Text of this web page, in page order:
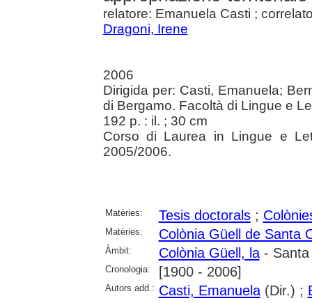
relatore: Emanuela Casti ;
Dragoni, Irene
2006
Dirigida per: Casti, Emanuela;
di Bergamo. Facoltà di Lingue e
192 p. : il. ; 30 cm
Corso di Laurea in Lingue e
2005/2006.
Matèries: Tesis doctorals;
Matèries: Colònia Güell de Santa
Àmbit: Colònia Güell, la- Santa
Cronologia: [1900 - 2006]
Autors add.: Casti, Emanuela(Dir.) ;